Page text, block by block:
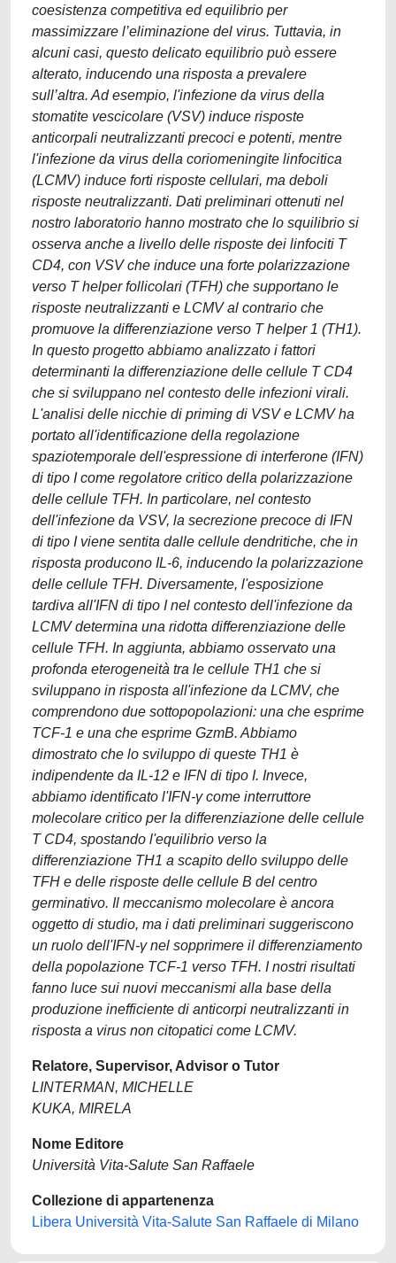
coesistenza competitiva ed equilibrio per
massimizzare l’eliminazione del virus. Tuttavia, in
alcuni casi, questo delicato equilibrio può essere
alterato, inducendo una risposta a prevalere
sull’altra. Ad esempio, l'infezione da virus della
stomatite vescicolare (VSV) induce risposte
anticorpali neutralizzanti precoci e potenti, mentre
l'infezione da virus della coriomeningite linfocitica
(LCMV) induce forti risposte cellulari, ma deboli
risposte neutralizzanti. Dati preliminari ottenuti nel
nostro laboratorio hanno mostrato che lo squilibrio si
osserva anche a livello delle risposte dei linfociti T
CD4, con VSV che induce una forte polarizzazione
verso T helper follicolari (TFH) che supportano le
risposte neutralizzanti e LCMV al contrario che
promuove la differenziazione verso T helper 1 (TH1).
In questo progetto abbiamo analizzato i fattori
determinanti la differenziazione delle cellule T CD4
che si sviluppano nel contesto delle infezioni virali.
L'analisi delle nicchie di priming di VSV e LCMV ha
portato all'identificazione della regolazione
spaziotemporale dell'espressione di interferone (IFN)
di tipo I come regolatore critico della polarizzazione
delle cellule TFH. In particolare, nel contesto
dell'infezione da VSV, la secrezione precoce di IFN
di tipo I viene sentita dalle cellule dendritiche, che in
risposta producono IL-6, inducendo la polarizzazione
delle cellule TFH. Diversamente, l'esposizione
tardiva all'IFN di tipo I nel contesto dell'infezione da
LCMV determina una ridotta differenziazione delle
cellule TFH. In aggiunta, abbiamo osservato una
profonda eterogeneità tra le cellule TH1 che si
sviluppano in risposta all'infezione da LCMV, che
comprendono due sottopopolazioni: una che esprime
TCF-1 e una che esprime GzmB. Abbiamo
dimostrato che lo sviluppo di queste TH1 è
indipendente da IL-12 e IFN di tipo I. Invece,
abbiamo identificato l'IFN-γ come interruttore
molecolare critico per la differenziazione delle cellule
T CD4, spostando l'equilibrio verso la
differenziazione TH1 a scapito dello sviluppo delle
TFH e delle risposte delle cellule B del centro
germinativo. Il meccanismo molecolare è ancora
oggetto di studio, ma i dati preliminari suggeriscono
un ruolo dell'IFN-γ nel sopprimere il differenziamento
della popolazione TCF-1 verso TFH. I nostri risultati
fanno luce sui nuovi meccanismi alla base della
produzione inefficiente di anticorpi neutralizzanti in
risposta a virus non citopatici come LCMV.
Relatore, Supervisor, Advisor o Tutor
LINTERMAN, MICHELLE
KUKA, MIRELA
Nome Editore
Università Vita-Salute San Raffaele
Collezione di appartenenza
Libera Università Vita-Salute San Raffaele di Milano